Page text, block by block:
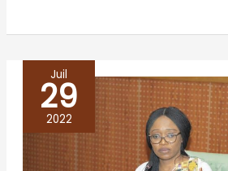
Juil
29
2022
Workshop